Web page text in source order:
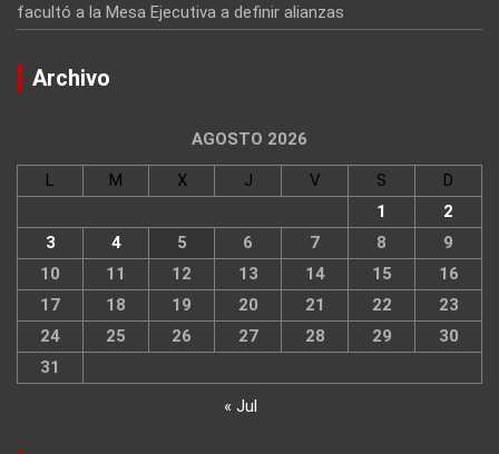
facultó a la Mesa Ejecutiva a definir alianzas
Archivo
AGOSTO 2026
L M X J V S
D
1
2
3
4 5 6 7 8
9
10
11 12 13 14 15
16
17
18 19 20 21 22
23
24
25 26 27 28 29
30
31
« Jul